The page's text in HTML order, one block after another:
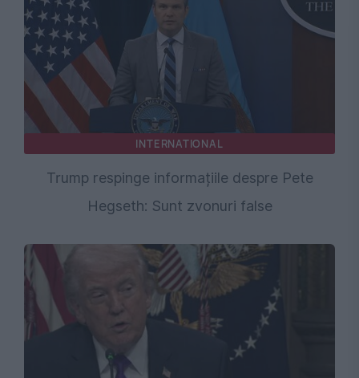
INTERNATIONAL
Trump respinge informațiile despre Pete
Hegseth: Sunt zvonuri false